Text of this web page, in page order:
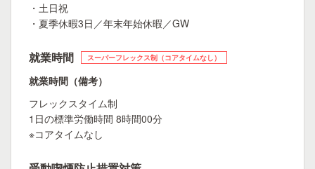
・土日祝
・夏季休暇3日／年末年始休暇／GW
就業時間 スーパーフレックス制（コアタイムなし）
就業時間（備考）
フレックスタイム制
1日の標準労働時間 8時間00分
※コアタイムなし